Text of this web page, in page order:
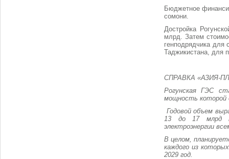
Бюджетное
сомони.
Достройка
млрд. Затем
генподрядчика
Таджикистана, для
СПРАВКА «АЗИЯ-
Рогунская ГЭС
мощность
Годовой объем
13 до 17 млрд
электроэнергии
В целом,
каждого из
2029 год.